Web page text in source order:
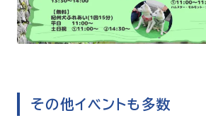
その他イベントも多数